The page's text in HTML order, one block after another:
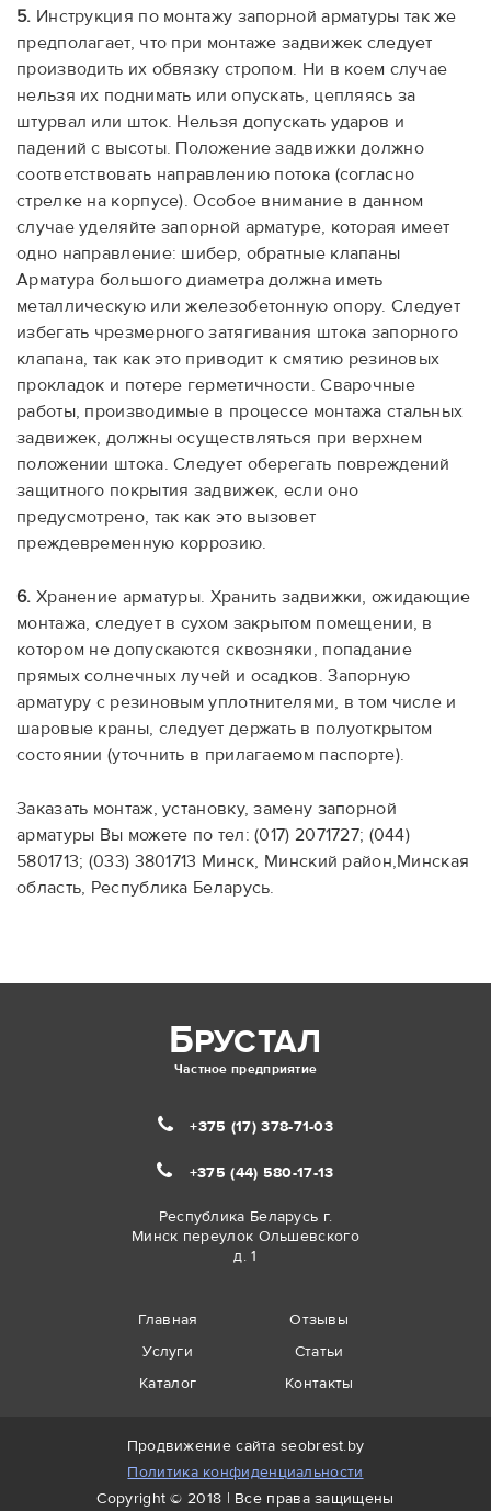
5. Инструкция по монтажу запорной арматуры так же
предполагает, что при монтаже задвижек следует
производить их обвязку стропом. Ни в коем случае
нельзя их поднимать или опускать, цепляясь за
штурвал или шток. Нельзя допускать ударов и
падений с высоты. Положение задвижки должно
соответствовать направлению потока (согласно
стрелке на корпусе). Особое внимание в данном
случае уделяйте запорной арматуре, которая имеет
одно направление: шибер, обратные клапаны
Арматура большого диаметра должна иметь
металлическую или железобетонную опору. Следует
избегать чрезмерного затягивания штока запорного
клапана, так как это приводит к смятию резиновых
прокладок и потере герметичности. Сварочные
работы, производимые в процессе монтажа стальных
задвижек, должны осуществляться при верхнем
положении штока. Следует оберегать повреждений
защитного покрытия задвижек, если оно
предусмотрено, так как это вызовет
преждевременную коррозию.
6. Хранение арматуры. Хранить задвижки, ожидающие
монтажа, следует в сухом закрытом помещении, в
котором не допускаются сквозняки, попадание
прямых солнечных лучей и осадков. Запорную
арматуру с резиновым уплотнителями, в том числе и
шаровые краны, следует держать в полуоткрытом
состоянии (уточнить в прилагаемом паспорте).
Заказать монтаж, установку, замену запорной
арматуры Вы можете по тел: (017) 2071727; (044)
5801713; (033) 3801713 Минск, Минский район,Минская
область, Республика Беларусь.
БРУСТАЛ
Частное предприятие
+375 (17) 378-71-03
+375 (44) 580-17-13
Республика Беларусь г.
Минск переулок Ольшевского
д. 1
Главная
Услуги
Каталог
Отзывы
Статьи
Контакты
Продвижение сайта seobrest.by
Политика конфиденциальности
Copyright © 2018 | Все права защищены